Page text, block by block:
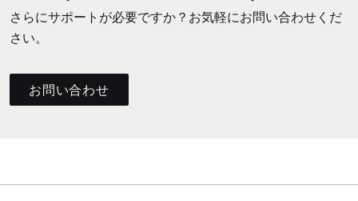
さらにサポートが必要ですか？お気軽にお問い合わせくだ
さい。
お問い合わせ